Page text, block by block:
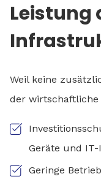
Leistung
Weil keine
der wirtschaftliche
Geräte und
Geringe